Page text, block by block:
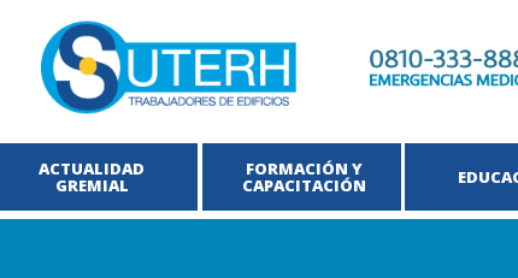
ACTUALIDAD
GREMIAL
FORMACIÓN Y
CAPACITACIÓN